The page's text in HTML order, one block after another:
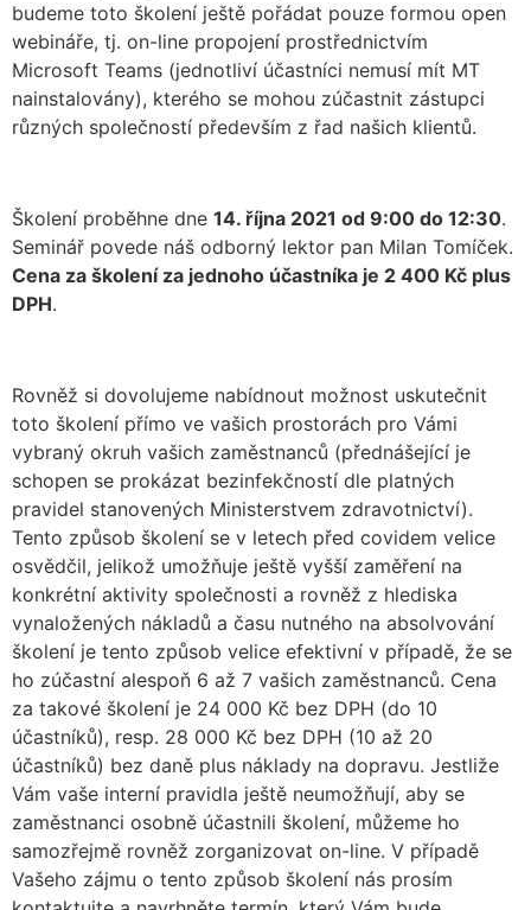
budeme toto školení ještě pořádat pouze formou open
webináře, tj. on-line propojení prostřednictvím
Microsoft Teams (jednotliví účastníci nemusí mít MT
nainstalovány), kterého se mohou zúčastnit zástupci
různých společností především z řad našich klientů.
Školení proběhne dne 14. října 2021 od 9:00 do 12:30.
Seminář povede náš odborný lektor pan Milan Tomíček.
Cena za školení za jednoho účastníka je 2 400 Kč plus
DPH.
Rovněž si dovolujeme nabídnout možnost uskutečnit
toto školení přímo ve vašich prostorách pro Vámi
vybraný okruh vašich zaměstnanců (přednášející je
schopen se prokázat bezinfekčností dle platných
pravidel stanovených Ministerstvem zdravotnictví).
Tento způsob školení se v letech před covidem velice
osvědčil, jelikož umožňuje ještě vyšší zaměření na
konkrétní aktivity společnosti a rovněž z hlediska
vynaložených nákladů a času nutného na absolvování
školení je tento způsob velice efektivní v případě, že se
ho zúčastní alespoň 6 až 7 vašich zaměstnanců. Cena
za takové školení je 24 000 Kč bez DPH (do 10
účastníků), resp. 28 000 Kč bez DPH (10 až 20
účastníků) bez daně plus náklady na dopravu. Jestliže
Vám vaše interní pravidla ještě neumožňují, aby se
zaměstnanci osobně účastnili školení, můžeme ho
samozřejmě rovněž zorganizovat on-line. V případě
Vašeho zájmu o tento způsob školení nás prosím